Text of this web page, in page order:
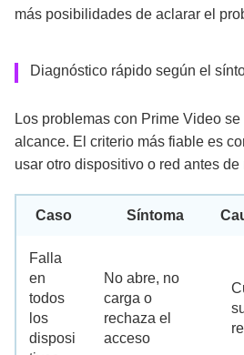
más posibilidades de aclarar el
Diagnóstico rápido según el
Los problemas con Prime Video
alcance. El criterio más fiable es
usar otro dispositivo o red antes
Caso Síntoma
Falla
en
todos
los
disposi
No abre, no
carga o
rechaza el
acceso